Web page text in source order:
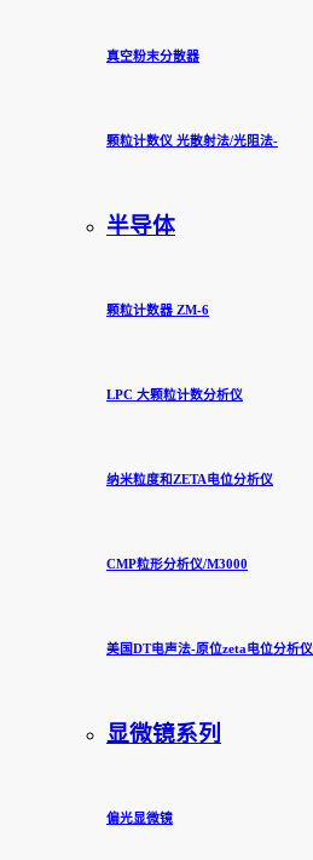
真空粉末分散器
颗粒计数仪 光散射法/光阻法-
半导体
颗粒计数器 ZM-6
LPC 大颗粒计数分析仪
纳米粒度和ZETA电位分析仪
CMP粒形分析仪/M3000
美国DT电声法-原位zeta电位分析仪
显微镜系列
偏光显微镜